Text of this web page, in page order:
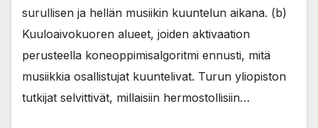
surullisen ja hellän musiikin kuuntelun aikana. (b)
Kuuloaivokuoren alueet, joiden aktivaation
perusteella koneoppimisalgoritmi ennusti, mitä
musiikkia osallistujat kuuntelivat. Turun yliopiston
tutkijat selvittivät, millaisiin hermostollisiin…